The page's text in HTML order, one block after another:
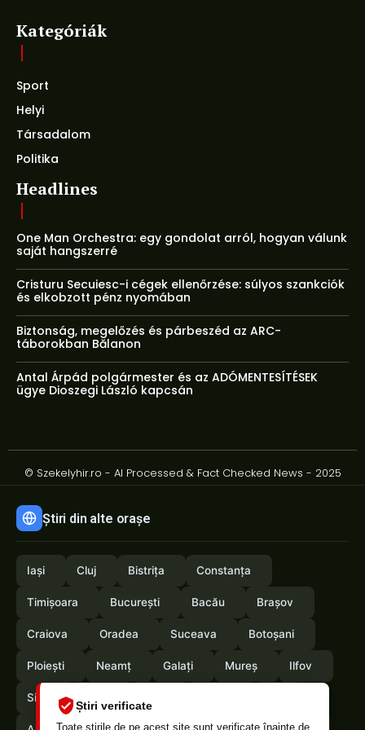
Știri verificate
Toate știrile de pe acest site sunt verificate înainte de
Kategóriák
Sport
Helyi
Társadalom
Politika
Headlines
One Man Orchestra: egy gondolat arról, hogyan válunk
saját hangszerré
Cristuru Secuiesc-i cégek ellenőrzése: súlyos szankciók
és elkobzott pénz nyomában
Biztonság, megelőzés és párbeszéd az ARC-
táborokban Bălanon
Antal Árpád polgármester és az ADÓMENTESÍTÉSEK
ügye Dioszegi László kapcsán
© Szekelyhir.ro - AI Processed & Fact Checked News - 2025
Știri din alte orașe
Iași Cluj Bistrița Constanța
Timișoara București Bacău Brașov
Craiova Oradea Suceava Botoșani
Ploiești Neamț Galați Mureș Ilfov
Sibiu